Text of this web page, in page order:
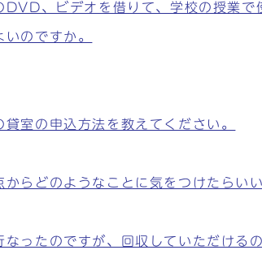
、ビデオを借りて、学校の授業で
のですか。
室の申込方法を教えてください。
らどのようなことに気をつけたらい
ったのですが、回収していただける